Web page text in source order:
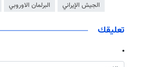
الجيش الإيراني البرلمان الاوروبي
تعليقك